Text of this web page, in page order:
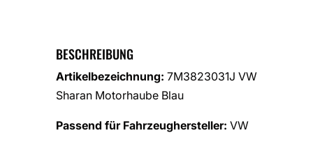
BESCHREIBUNG
Artikelbezeichnung: 7M3823031J VW
Sharan Motorhaube Blau
Passend für Fahrzeughersteller: VW